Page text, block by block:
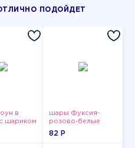
ПОДОЙДЕТ
в
шариком
шары Фуксия-
розово-белые
пастельные
82 P